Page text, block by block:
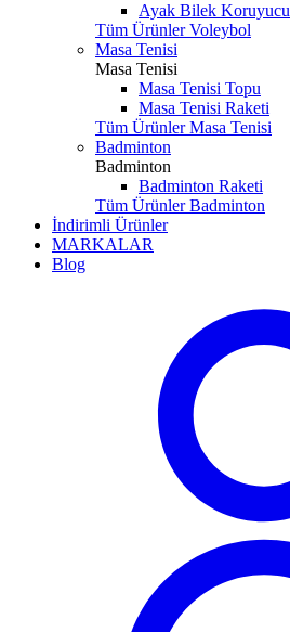
Ayak Bilek Koruyucu
Tüm Ürünler Voleybol
Masa Tenisi
Masa Tenisi
Masa Tenisi Topu
Masa Tenisi Raketi
Tüm Ürünler Masa Tenisi
Badminton
Badminton
Badminton Raketi
Tüm Ürünler Badminton
İndirimli Ürünler
MARKALAR
Blog